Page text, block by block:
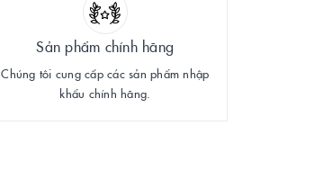
Sản phẩm chính hãng
Chúng tôi cung cấp các sản phẩm nhập
khẩu chính hãng.